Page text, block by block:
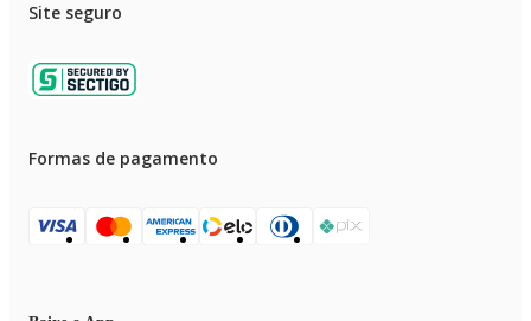
Site seguro
Formas de pagamento